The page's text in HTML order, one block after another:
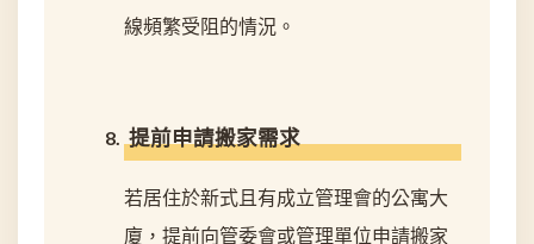
線頻繁受阻的情況。
提前申請搬家需求
若居住於新式且有成立管理會的公寓大
廈，提前向管委會或管理單位申請搬家